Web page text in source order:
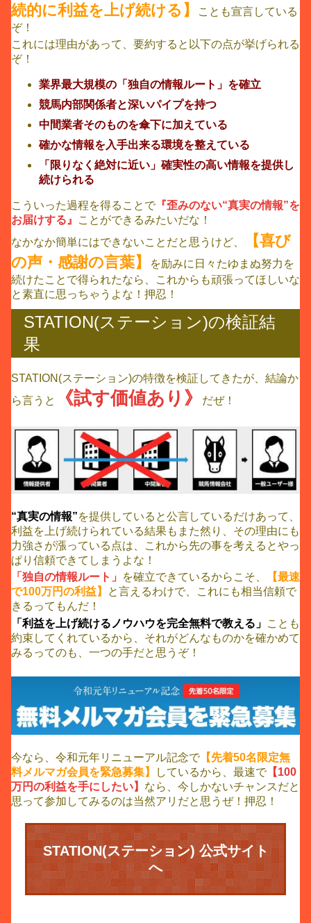
続的に利益を上げ続ける】
ことも宣言している
ぞ！
これには理由があって、要約すると以下の点が挙げられる
ぞ！
業界最大規模の「独自の情報ルート」を確立
競馬内部関係者と深いパイプを持つ
中間業者そのものを傘下に加えている
確かな情報を入手出来る環境を整えている
「限りなく絶対に近い」確実性の高い情報を提供し
続けられる
こういった過程を得ることで『歪みのない“真実の情報”を
お届けする』
ことができるみたいだな！
なかなか簡単にはできないことだと思うけど、
【喜び
の声・感謝の言葉】
を励みに日々たゆまぬ努力を
続けたことで得られたなら、これからも頑張ってほしいな
と素直に思っちゃうよな！押忍！
STATION(ステーション)の検証結
果
STATION(ステーション)の特徴を検証してきたが、結論か
ら言うと
《試す価値あり》 だぜ！
“真実の情報”を提供していると公言しているだけあって、
利益を上げ続けられている結果もまた然り、その理由にも
力強さが漲っている点は、これから先の事を考えるとやっ
ぱり信頼できてしまうよな！
「独自の情報ルート」
を確立できているからこそ、
【最速
で100万円の利益】
と言えるわけで、これにも相当信頼で
きるってもんだ！
「利益を上げ続けるノウハウを完全無料で教える」 ことも
約束してくれているから、それがどんなものかを確かめて
みるってのも、一つの手だと思うぞ！
今なら、令和元年リニューアル記念で【先着50名限定無
料メルマガ会員を緊急募集】
しているから、最速で【100
万円の利益を手にしたい】 なら、今しかないチャンスだと
思って参加してみるのは当然アリだと思うぜ！押忍！
STATION(ステーション) 公式サイト
へ